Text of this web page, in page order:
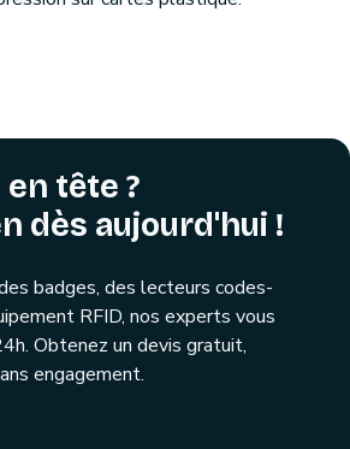
tête ?
dès aujourd'hui !
badges, des lecteurs codes-
RFID, nos experts vous
Obtenez un devis gratuit,
engagement.